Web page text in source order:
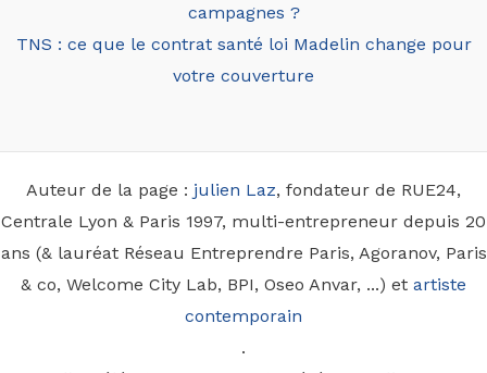
campagnes ?
TNS : ce que le contrat santé loi Madelin change pour
votre couverture
Auteur de la page : julien Laz, fondateur de RUE24,
Centrale Lyon & Paris 1997, multi-entrepreneur depuis 20
ans (& lauréat Réseau Entreprendre Paris, Agoranov, Paris
& co, Welcome City Lab, BPI, Oseo Anvar, ...) et artiste
contemporain
.